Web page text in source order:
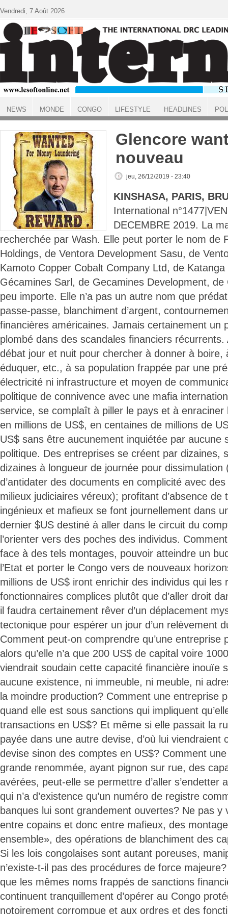
ACCUEIL
Glencore
nouveau
jeu, 26/12/2019 - 23:40
KINSHASA, PARIS,
International
DECEMBRE 2019. La
recherchée par Wash. Elle peut porter le nom de
Holdings, de Ventora Development Sasu, de
Kamoto Copper Cobalt Company Ltd, de
Gécamines Sarl, de Gecamines Development,
peu importe. Elle n’a pas un autre nom que
passe-passe, blanchiment d’argent,
financières américaines. Jamais certainement un
plombé dans des scandales financiers
débat jour et nuit pour chercher à donner à boire,
éduquer, etc., à sa population frappée par une
électricité ni infrastructure et moyen de
politique de connivence avec une mafia
service, se complaît à piller le pays et à enraciner
en millions de US$, en centaines de millions de
US$ sans être aucunement inquiétée par aucune
politique. Des entreprises se créent par dizaines,
dizaines à longueur de journée pour
d’antidater des documents en complicité avec
milieux judiciaires véreux); profitant d’absence de
ingénieux et mafieux se font journellement dans
dernier $US destiné à aller dans le circuit du
l’orienter vers des poches des individus.
face à des tels montages, pouvoir atteindre un
l’Etat et porter le Congo vers de nouveaux
millions de US$ iront enrichir des individus qui les
fonctionnaires complices plutôt que d’aller droit
il faudra certainement rêver d’un déplacement
tectonique pour espérer un jour d’un relèvement
Comment peut-on comprendre qu’une entreprise
alors qu’elle n’a que 200 US$ de capital voire
viendrait soudain cette capacité financière inouïe
aucune existence, ni immeuble, ni meuble, ni
la moindre production? Comment une entreprise
quand elle est sous sanctions qui impliquent
transactions en US$? Et même si elle passait la
payée dans une autre devise, d’où lui viendraient
devise sinon des comptes en US$? Comment
grande renommée, ayant pignon sur rue, des
avérées, peut-elle se permettre d’aller s’endetter
qui n’a d’existence qu’un numéro de registre
banques lui sont grandement ouvertes? Ne pas y
entre copains et donc entre mafieux, des
ensemble», des opérations de blanchiment des
Si les lois congolaises sont autant poreuses,
n’existe-t-il pas des procédures de force
que les mêmes noms frappés de sanctions
continuent tranquillement d’opérer au Congo
notoirement corrompue et aux ordres et des
Vendredi, 7 Août 2026
NEWS MONDE CONGO LIFESTYLE HEADLINES